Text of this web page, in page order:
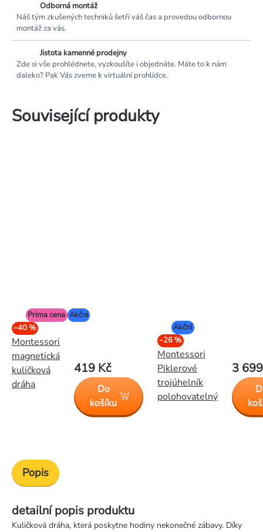
Odborná montáž
Náš tým zkušených techniků šetří váš čas a provedou odbornou
montáž za vás.
Jistota kamenné prodejny
Zde si vše prohlédnete, vyzkoušíte i objednáte. Máte to k nám
daleko? Pak Vás zveme k virtuální prohlídce.
Související produkty
Prima cena Akční
–40 %
Montessori
magnetická
kuličková
dráha
419 Kč
Do
košíku
Akční
–26 %
Montessori
Piklerové
trojúhelník
polohovatelný
3
Popis
detailní popis produktu
Kuličková dráha, která poskytne hodiny nekonečné zábavy. Díky